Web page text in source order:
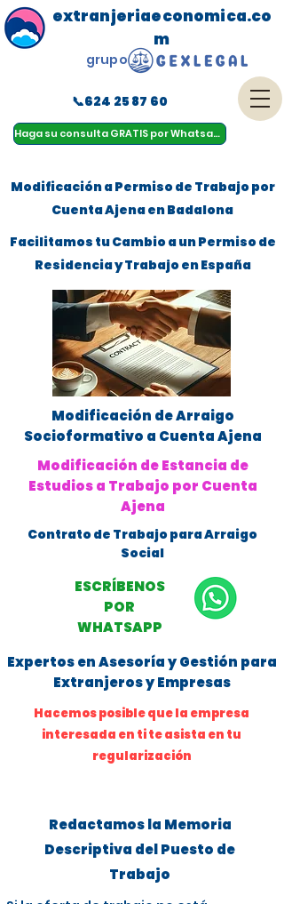
Haga su consulta GRATIS por Whatsapp
menu
extranjeriaeconomica.co
m
📞624 25 87 60
grupo
Modificación a Permiso de Trabajo por
Cuenta Ajena en Badalona
Facilitamos tu Cambio a un Permiso de
Residencia y Trabajo en España
Modificación de Arraigo
Socioformativo a Cuenta Ajena
Modificación de Estancia de
Estudios a Trabajo por Cuenta
Ajena
Contrato de Trabajo para Arraigo
Social
ESCRÍBENOS
POR
WHATSAPP
Expertos en Asesoría y Gestión para
Extranjeros y Empresas
Hacemos posible que la empresa
interesada en ti te asista en tu
regularización
Redactamos la Memoria
Descriptiva del Puesto de
Trabajo